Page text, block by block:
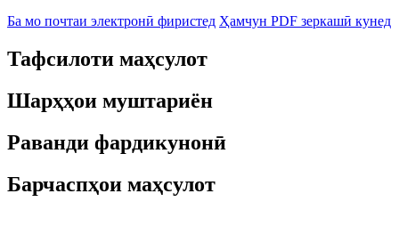
Ба мо почтаи электронӣ фиристед Ҳамчун PDF зеркашӣ кунед
Тафсилоти маҳсулот
Шарҳҳои муштариён
Раванди фардикунонӣ
Барчаспҳои маҳсулот